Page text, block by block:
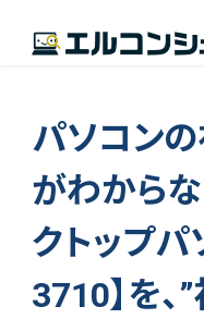
パソコン
がわからな
クトップパ
3710】を